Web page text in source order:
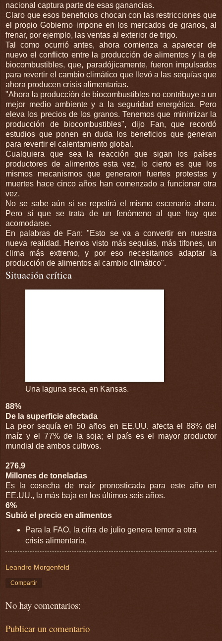
nacional captura parte de esas ganancias.
Claro que esos beneficios chocan con las restricciones que
el propio Gobierno impone en los mercados de granos, al
frenar, por ejemplo, las ventas al exterior de trigo.
Tal como ocurrió antes, ahora comienza a aparecer de
nuevo el conflicto entre la producción de alimentos y la de
biocombustibles, que, paradójicamente, fueron impulsados
para revertir el cambio climático que llevó a las sequías que
ahora producen crisis alimentarias.
"Ahora la producción de biocombustibles no contribuye a un
mejor medio ambiente y a la seguridad energética. Pero
eleva los precios de los granos. Tenemos que minimizar la
producción de biocombustibles", dijo Fan, que recordó
estudios que ponen en duda los beneficios que generan
para revertir el calentamiento global.
Cualquiera que sea la reacción que sigan los países
productores de alimentos esta vez, lo cierto es que los
mismos mecanismos que generaron fuertes protestas y
muertes hace cinco años han comenzado a funcionar otra
vez.
No se sabe aún si se repetirá el mismo escenario ahora.
Pero sí que se trata de un fenómeno al que hay que
acomodarse.
En palabras de Fan: "Esto se va a convertir en nuestra
nueva realidad. Hemos visto más sequías, más tifones, un
clima más extremo, y por eso necesitamos adaptar la
producción de alimentos al cambio climático".
Situación crítica
Una laguna seca, en Kansas.
88%
De la superficie afectada
La peor sequía en 50 años en EE.UU. afecta el 88% del
maíz y el 77% de la soja; el país es el mayor productor
mundial de ambos cultivos.
276,9
Millones de toneladas
Es la cosecha de maíz pronosticada para este año en
EE.UU., la más baja en los últimos seis años.
6%
Subió el precio en alimentos
Para la FAO, la cifra de julio genera temor a otra
crisis alimentaria.
Leandro Morgenfeld
Compartir
No hay comentarios:
Publicar un comentario